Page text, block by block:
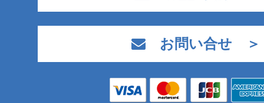
お問い合せ ＞